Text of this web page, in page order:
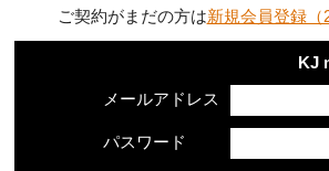
ご契約がまだの方は新規会員登録（
KJ
メールアドレス
パスワード